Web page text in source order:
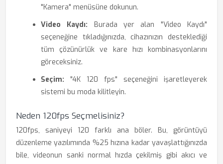
"Kamera" menüsüne dokunun.
Video Kaydı: Burada yer alan "Video Kaydı"
seçeneğine tıkladığınızda, cihazınızın desteklediği
tüm çözünürlük ve kare hızı kombinasyonlarını
göreceksiniz.
Seçim: "4K 120 fps" seçeneğini işaretleyerek
sistemi bu moda kilitleyin.
Neden 120fps Seçmelisiniz?
120fps, saniyeyi 120 farklı ana böler. Bu, görüntüyü
düzenleme yazılımında %25 hızına kadar yavaşlattığınızda
bile, videonun sanki normal hızda çekilmiş gibi akıcı ve